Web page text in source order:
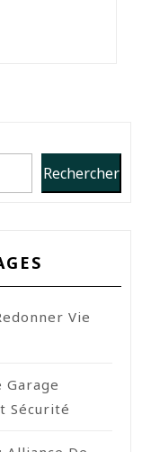
Rechercher
Vie
Garage
Sécurité